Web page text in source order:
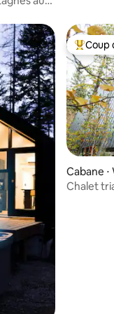
appréciés Coups
Coup
Cabane
Chalet